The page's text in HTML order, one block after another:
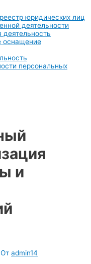
юридических лиц
деятельности
деятельность
оснащение
персональных
и
admin14